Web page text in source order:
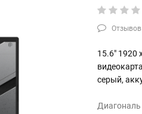
15.6" 1920
серый,